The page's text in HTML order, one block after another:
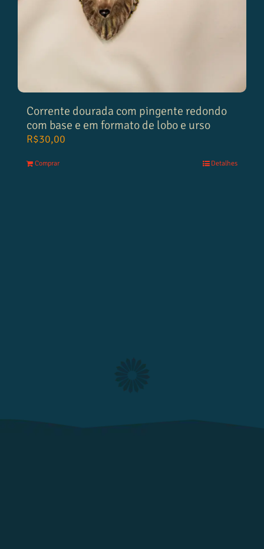
Corrente dourada com pingente redondo
com base e em formato de lobo e urso
R$30,00
Comprar Detalhes